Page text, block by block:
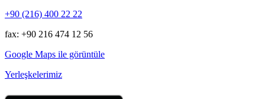
+90 (216) 400 22 22
fax: +90 216 474 12 56
Google Maps ile görüntüle
Yerleşkelerimiz